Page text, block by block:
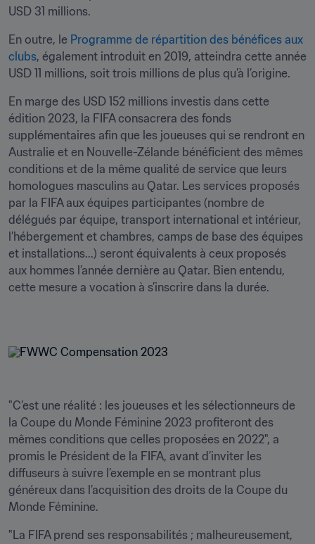
USD 31 millions.
En outre, le Programme de répartition des bénéfices aux
clubs, également introduit en 2019, atteindra cette année
USD 11 millions, soit trois millions de plus qu’à l’origine.
En marge des USD 152 millions investis dans cette
édition 2023, la FIFA consacrera des fonds
supplémentaires afin que les joueuses qui se rendront en
Australie et en Nouvelle-Zélande bénéficient des mêmes
conditions et de la même qualité de service que leurs
homologues masculins au Qatar. Les services proposés
par la FIFA aux équipes participantes (nombre de
délégués par équipe, transport international et intérieur,
l’hébergement et chambres, camps de base des équipes
et installations...) seront équivalents à ceux proposés
aux hommes l’année dernière au Qatar. Bien entendu,
cette mesure a vocation à s’inscrire dans la durée.
"C’est une réalité : les joueuses et les sélectionneurs de
la Coupe du Monde Féminine 2023 profiteront des
mêmes conditions que celles proposées en 2022", a
promis le Président de la FIFA, avant d’inviter les
diffuseurs à suivre l’exemple en se montrant plus
généreux dans l’acquisition des droits de la Coupe du
Monde Féminine.
"La FIFA prend ses responsabilités ; malheureusement,